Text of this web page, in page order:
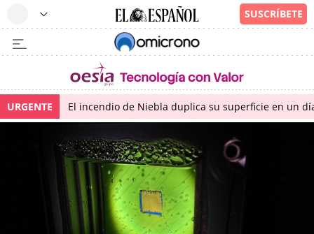
URGENTE El incendio de Niebla duplica su superficie en un